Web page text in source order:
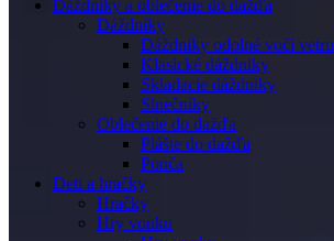
Dáždniky a oblečenie do dažďa
Dáždniky
Dáždniky odolné voči vetru
Klasické dáždniky
Skladacie dáždniky
Slnečníky
Oblečenie do dažďa
Plášte do dažďa
Ponča
Deti a hračky
Hračky
Hry vonku